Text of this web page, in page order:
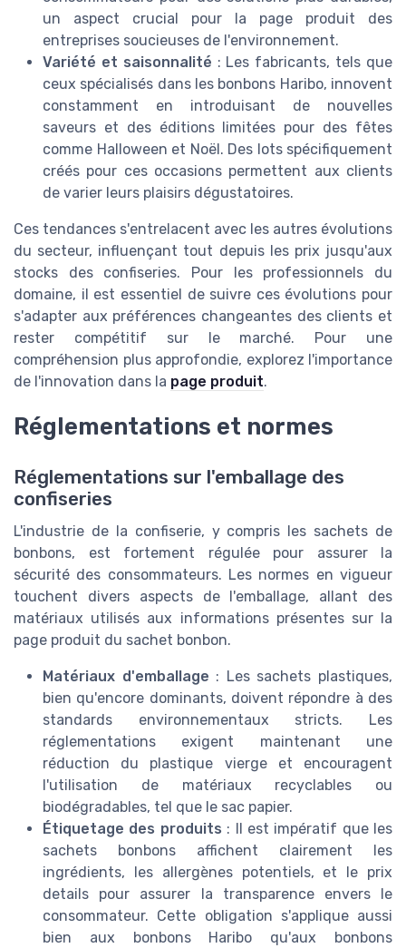
un aspect crucial pour la page produit des
entreprises soucieuses de l'environnement.
Variété et saisonnalité : Les fabricants, tels que
ceux spécialisés dans les bonbons Haribo, innovent
constamment en introduisant de nouvelles
saveurs et des éditions limitées pour des fêtes
comme Halloween et Noël. Des lots spécifiquement
créés pour ces occasions permettent aux clients
de varier leurs plaisirs dégustatoires.
Ces tendances s'entrelacent avec les autres évolutions
du secteur, influençant tout depuis les prix jusqu'aux
stocks des confiseries. Pour les professionnels du
domaine, il est essentiel de suivre ces évolutions pour
s'adapter aux préférences changeantes des clients et
rester compétitif sur le marché. Pour une
compréhension plus approfondie, explorez l'importance
de l'innovation dans la page produit.
Réglementations et normes
Réglementations sur l'emballage des
confiseries
L'industrie de la confiserie, y compris les sachets de
bonbons, est fortement régulée pour assurer la
sécurité des consommateurs. Les normes en vigueur
touchent divers aspects de l'emballage, allant des
matériaux utilisés aux informations présentes sur la
page produit du sachet bonbon.
Matériaux d'emballage : Les sachets plastiques,
bien qu'encore dominants, doivent répondre à des
standards environnementaux stricts. Les
réglementations exigent maintenant une
réduction du plastique vierge et encouragent
l'utilisation de matériaux recyclables ou
biodégradables, tel que le sac papier.
Étiquetage des produits : Il est impératif que les
sachets bonbons affichent clairement les
ingrédients, les allergènes potentiels, et le prix
details pour assurer la transparence envers le
consommateur. Cette obligation s'applique aussi
bien aux bonbons Haribo qu'aux bonbons